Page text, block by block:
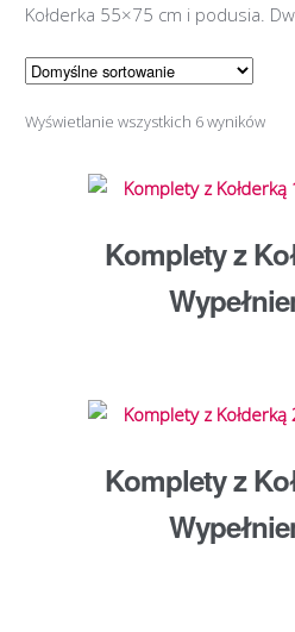
Kołderka 55×75 cm i podusia.
Wyświetlanie wszystkich 6 wyników
Komplety z
Komplety z